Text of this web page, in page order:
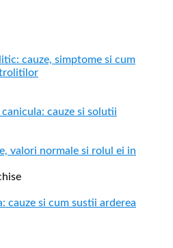
cauze, simptome si cum
cauze si solutii
valori normale si rolul ei in
cauze si cum sustii arderea